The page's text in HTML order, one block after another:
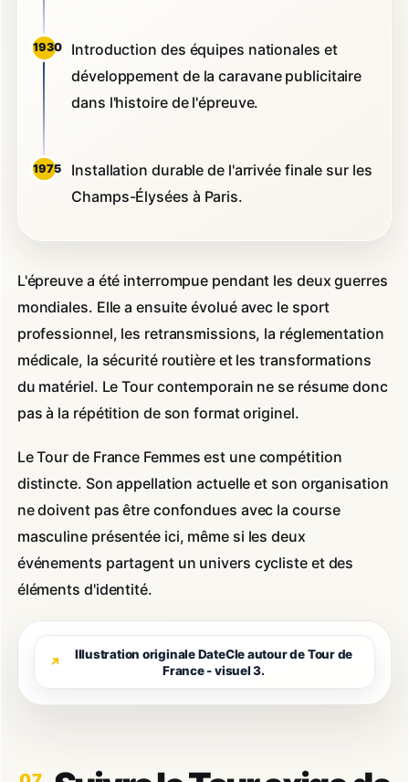
1930
Introduction des équipes nationales et
développement de la caravane publicitaire
dans l'histoire de l'épreuve.
1975
Installation durable de l'arrivée finale sur les
Champs-Élysées à Paris.
L'épreuve a été interrompue pendant les deux guerres
mondiales. Elle a ensuite évolué avec le sport
professionnel, les retransmissions, la réglementation
médicale, la sécurité routière et les transformations
du matériel. Le Tour contemporain ne se résume donc
pas à la répétition de son format originel.
Le Tour de France Femmes est une compétition
distincte. Son appellation actuelle et son organisation
ne doivent pas être confondues avec la course
masculine présentée ici, même si les deux
événements partagent un univers cycliste et des
éléments d'identité.
Illustration originale DateCle autour de Tour de
France - visuel 3.